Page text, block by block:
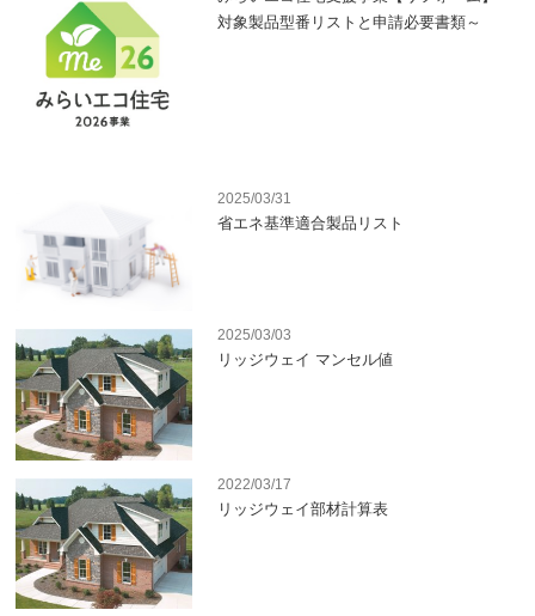
対象製品型番リストと申請必要書類～
2025/03/31
省エネ基準適合製品リスト
2025/03/03
リッジウェイ マンセル値
2022/03/17
リッジウェイ部材計算表